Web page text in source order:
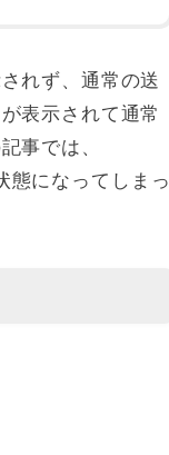
れず、通常の送
表示されて通常
事では、
態になってしまっ